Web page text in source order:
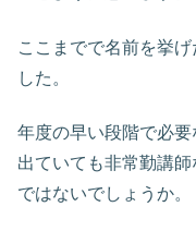
ここまでで名前を挙
した。
年度の早い段階で必
出ていても非常勤講
ではないでしょうか。